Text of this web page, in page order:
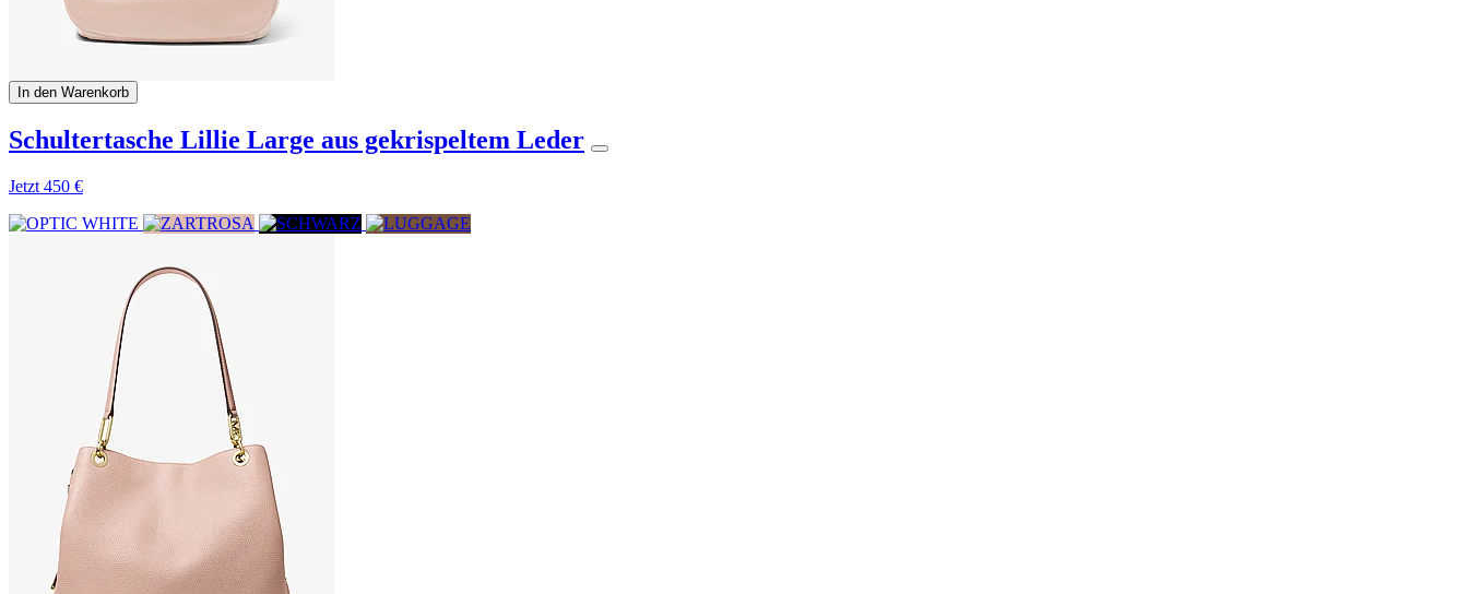
In den Warenkorb
Schultertasche Lillie Large aus gekrispeltem Leder
Jetzt 450 €